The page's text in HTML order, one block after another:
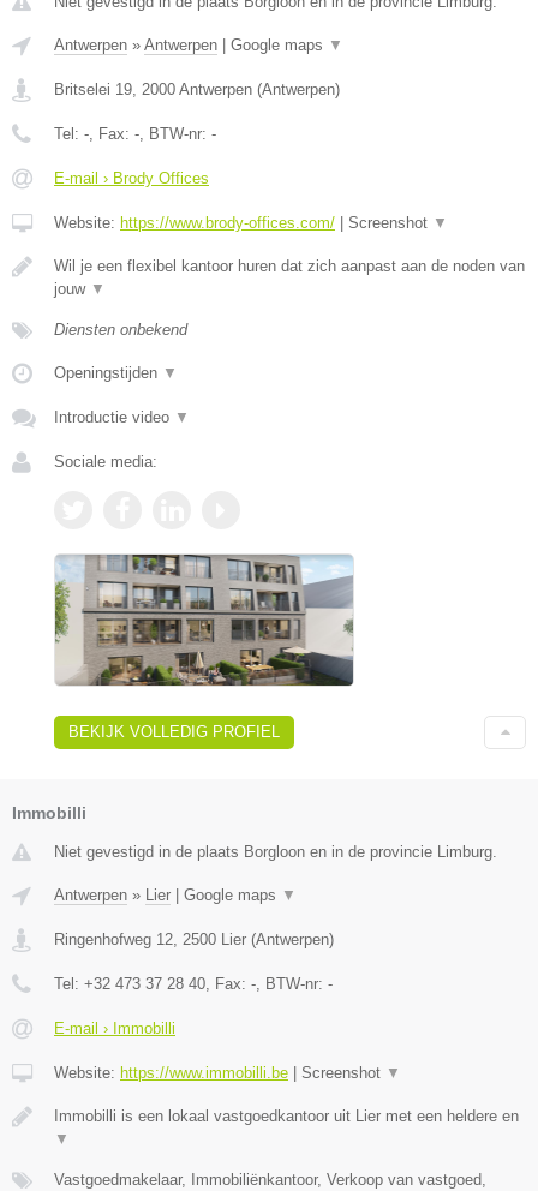
Antwerpen » Antwerpen Google maps ▼
Britselei 19, 2000 Antwerpen (Antwerpen)
Tel: -, Fax: -, BTW-nr: -
E-mail › Brody Offices
Website: https://www.brody-offices.com/ Screenshot ▼
Wil je een flexibel kantoor huren dat zich aanpast aan de noden van
jouw ▼
Diensten onbekend
Openingstijden ▼
Introductie video ▼
Sociale media:
BEKIJK VOLLEDIG PROFIEL
Immobilli
Niet gevestigd in de plaats Borgloon en in de provincie Limburg.
Antwerpen » Lier | Google maps ▼
Ringenhofweg 12 2500 Lier (Antwerpen)
Tel: +32 473 37 28 40 , Fax: - , BTW-nr: -
E-mail › Immobilli
Website: https://www.immobilli.be | Screenshot ▼
Immobilli is een lokaal vastgoedkantoor uit Lier met een heldere en
▼
Vastgoedmakelaar, Immobiliënkantoor, Verkoop van vastgoed,